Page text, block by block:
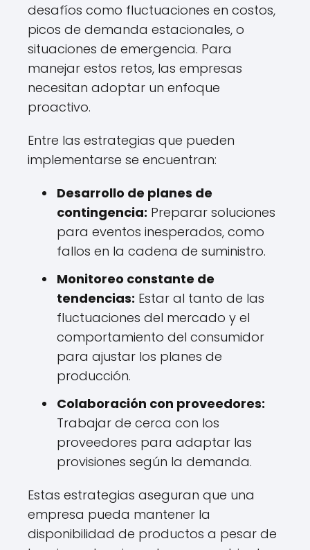
desafíos como fluctuaciones en costos,
picos de demanda estacionales, o
situaciones de emergencia. Para
manejar estos retos, las empresas
necesitan adoptar un enfoque
proactivo.
Entre las estrategias que pueden
implementarse se encuentran:
Desarrollo de planes de
contingencia: Preparar soluciones
para eventos inesperados, como
fallos en la cadena de suministro.
Monitoreo constante de
tendencias: Estar al tanto de las
fluctuaciones del mercado y el
comportamiento del consumidor
para ajustar los planes de
producción.
Colaboración con proveedores:
Trabajar de cerca con los
proveedores para adaptar las
provisiones según la demanda.
Estas estrategias aseguran que una
empresa pueda mantener la
disponibilidad de productos a pesar de